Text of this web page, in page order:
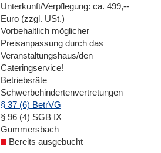
Unterkunft/Verpflegung: ca. 499,--
Euro (zzgl. USt.)
Vorbehaltlich möglicher
Preisanpassung durch das
Veranstaltungshaus/den
Cateringservice!
Betriebsräte
Schwerbehindertenvertretungen
§ 37 (6) BetrVG
§ 96 (4) SGB IX
Gummersbach
Bereits ausgebucht